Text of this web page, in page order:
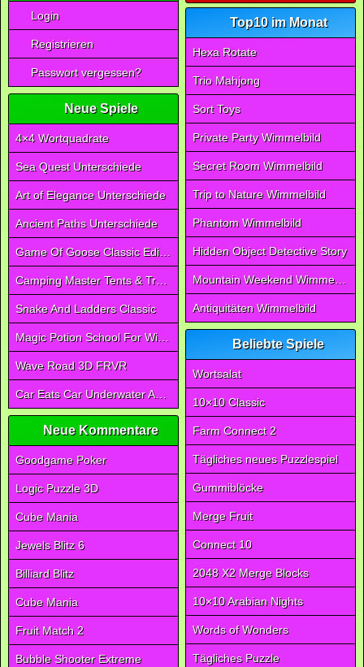
Login
Registrieren
Passwort vergessen?
Neue Spiele
4×4 Wortquadrate
Sea Quest Unterschiede
Art of Elegance Unterschiede
Ancient Paths Unterschiede
Game Of Goose Classic Edition
Camping Master Tents & Trees
Snake And Ladders Classic
Magic Potion School For Witch
Wave Road 3D FRVR
Car Eats Car Underwater Adventure FRVR
Neue Kommentare
Goodgame Poker
Logic Puzzle 3D
Cube Mania
Jewels Blitz 6
Billiard Blitz
Cube Mania
Fruit Match 2
Bubble Shooter Extreme
Top10 im Monat
Hexa Rotate
Trio Mahjong
Sort Toys
Private Party Wimmelbild
Secret Room Wimmelbild
Trip to Nature Wimmelbild
Phantom Wimmelbild
Hidden Object Detective Story
Mountain Weekend Wimmelbild
Antiquitäten Wimmelbild
Beliebte Spiele
Wortsalat
10×10 Classic
Farm Connect 2
Tägliches neues Puzzlespiel
Gummiblöcke
Merge Fruit
Connect 10
2048 X2 Merge Blocks
10×10 Arabian Nights
Words of Wonders
Tägliches Puzzle